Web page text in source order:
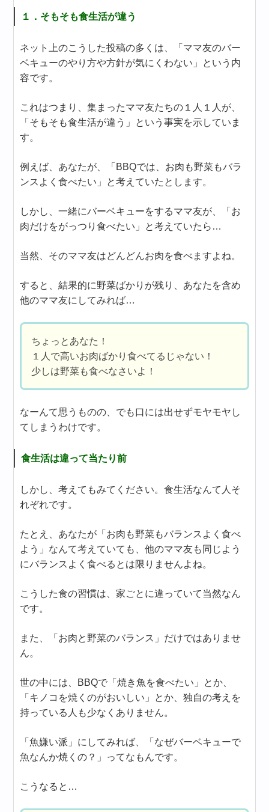
１．そもそも食生活が違う
ネット上のこうした投稿の多くは、「ママ友のバー
ベキューのやり方や方針が気にくわない」という内
容です。
これはつまり、集まったママ友たちの１人１人が、
「そもそも食生活が違う」という事実を示していま
す。
例えば、あなたが、「BBQでは、お肉も野菜もバラ
ンスよく食べたい」と考えていたとします。
しかし、一緒にバーベキューをするママ友が、「お
肉だけをがっつり食べたい」と考えていたら…
当然、そのママ友はどんどんお肉を食べますよね。
すると、結果的に野菜ばかりが残り、あなたを含め
他のママ友にしてみれば…
ちょっとあなた！
１人で高いお肉ばかり食べてるじゃない！
少しは野菜も食べなさいよ！
なーんて思うものの、でも口には出せずモヤモヤし
てしまうわけです。
食生活は違って当たり前
しかし、考えてもみてください。食生活なんて人そ
れぞれです。
たとえ、あなたが「お肉も野菜もバランスよく食べ
よう」なんて考えていても、他のママ友も同じよう
にバランスよく食べるとは限りませんよね。
こうした食の習慣は、家ごとに違っていて当然なん
です。
また、「お肉と野菜のバランス」だけではありませ
ん。
世の中には、BBQで「焼き魚を食べたい」とか、
「キノコを焼くのがおいしい」とか、独自の考えを
持っている人も少なくありません。
「魚嫌い派」にしてみれば、「なぜバーベキューで
魚なんか焼くの？」ってなもんです。
こうなると…